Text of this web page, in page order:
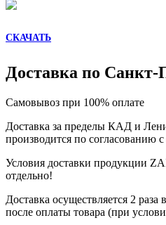
СКАЧАТЬ
Доставка по Санкт-
Самовывоз при 100% оплате
Доставка за пределы КАД и
производится по согласованию
Условия доставки продукции
отдельно!
Доставка осуществляется 2
после оплаты товара (при